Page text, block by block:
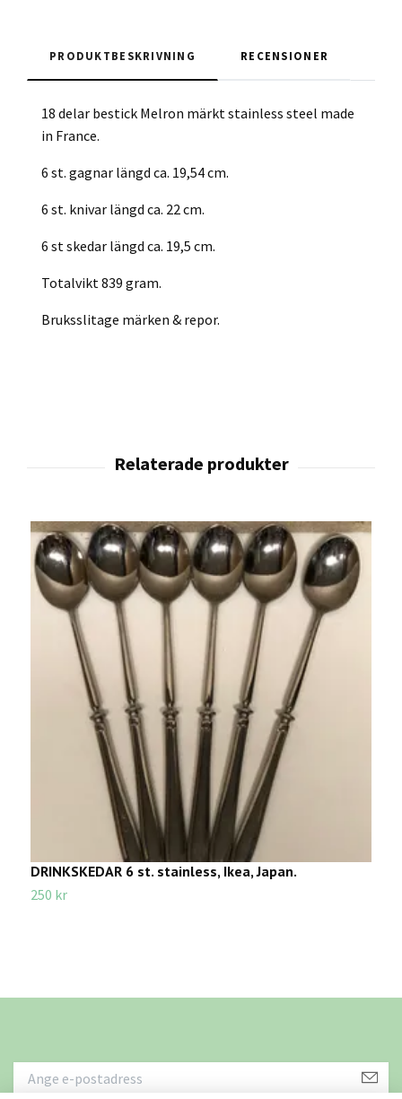
PRODUKTBESKRIVNING RECENSIONER
18 delar bestick Melron märkt stainless steel made
in France.
6 st. gagnar längd ca. 19,54 cm.
6 st. knivar längd ca. 22 cm.
6 st skedar längd ca. 19,5 cm.
Totalvikt 839 gram.
Bruksslitage märken & repor.
DRINKSKEDAR 6 st. stainless, Ikea, Japan.
250 kr